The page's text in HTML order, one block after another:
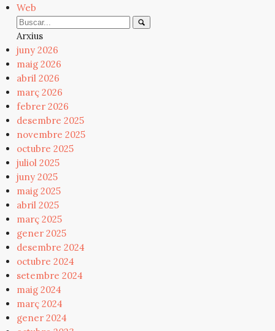
Web
Arxius
juny 2026
maig 2026
abril 2026
març 2026
febrer 2026
desembre 2025
novembre 2025
octubre 2025
juliol 2025
juny 2025
maig 2025
abril 2025
març 2025
gener 2025
desembre 2024
octubre 2024
setembre 2024
maig 2024
març 2024
gener 2024